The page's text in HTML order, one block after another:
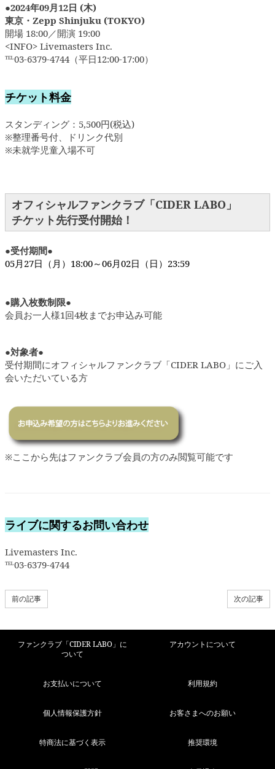
●2024年09月12日 (木)
東京・Zepp Shinjuku (TOKYO)
開場 18:00／開演 19:00
<INFO> Livemasters Inc.
℡03-6379-4744（平日12:00-17:00）
チケット料金
スタンディング：5,500円(税込)
※整理番号付、ドリンク代別
※未就学児童入場不可
オフィシャルファンクラブ「CIDER LABO」
チケット先行受付開始！
●受付期間●
05月27日（月）18:00～06月02日（日）23:59
●購入枚数制限●
会員お一人様1回4枚までお申込み可能
●対象者●
受付期間にオフィシャルファンクラブ「CIDER LABO」にご入
会いただいている方
※ここから先はファンクラブ会員の方のみ閲覧可能です
ライブに関するお問い合わせ
Livemasters Inc.
℡03-6379-4744
次の記事
前の記事
ファンクラブ「CIDER LABO」に
ついて
アカウントについて
お支払いについて 利用規約
個人情報保護方針 お客さまへのお願い
特商法に基づく表示 推奨環境